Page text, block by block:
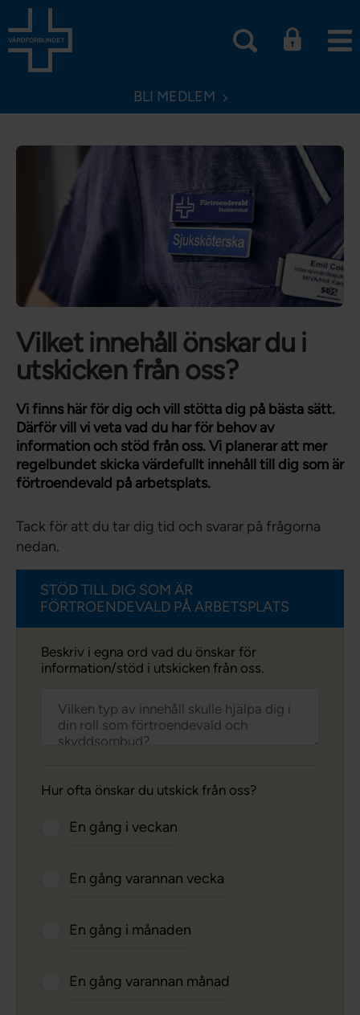
BLI MEDLEM
Vilket innehåll önskar du i
utskicken från oss?
Vi finns här för dig och vill stötta dig på bästa sätt.
Därför vill vi veta vad du har för behov av
information och stöd från oss. Vi planerar att mer
regelbundet skicka värdefullt innehåll till dig som är
förtroendevald på arbetsplats.
Tack för att du tar dig tid och svarar på frågorna
nedan.
STÖD TILL DIG SOM ÄR
FÖRTROENDEVALD PÅ ARBETSPLATS
Beskriv i egna ord vad du önskar för
information/stöd i utskicken från oss.
Hur ofta önskar du utskick från oss?
En gång i veckan
En gång varannan vecka
En gång i månaden
En gång varannan månad